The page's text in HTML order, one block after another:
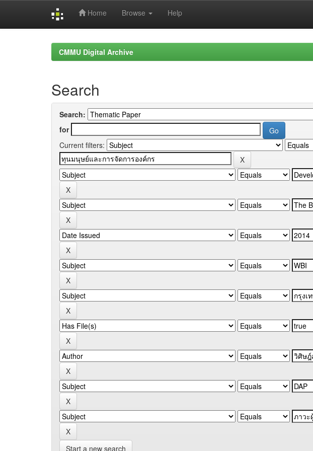
Home Browse Help
CMMU Digital Archive
Search
Search:
for
Current filters:
Start a new search